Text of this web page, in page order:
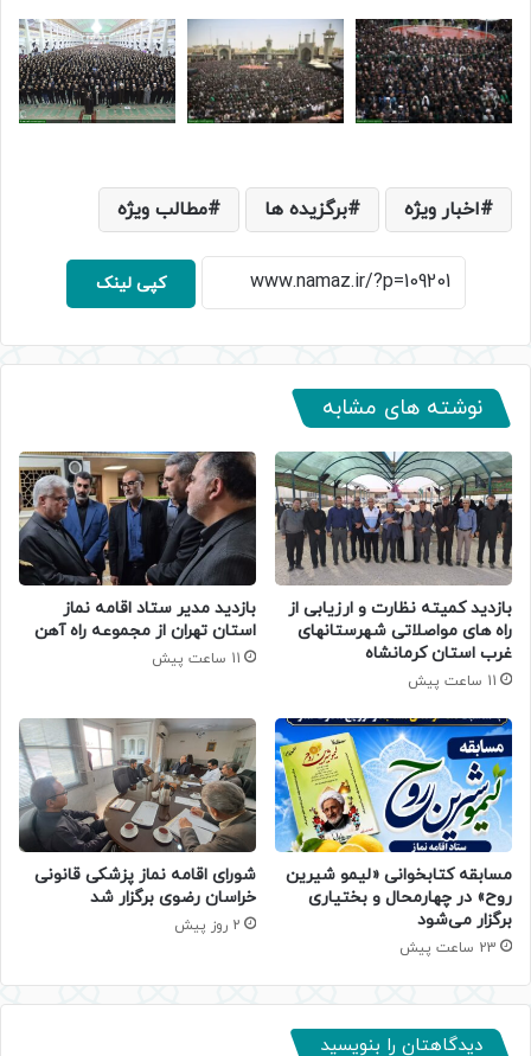
اخبار ویژه برگزیده ها مطالب ویژه
کپی لینک
نوشته های مشابه
بازدید کمیته نظارت و ارزیابی از
راه های مواصلاتی شهرستانهای
غرب استان کرمانشاه
11 ساعت پیش
بازدید مدیر ستاد اقامه نماز
استان تهران از مجموعه راه آهن
11 ساعت پیش
مسابقه کتابخوانی «لیمو شیرین
روح» در چهارمحال و بختیاری
برگزار می‌شود
23 ساعت پیش
شورای اقامه نماز پزشکی قانونی
خراسان رضوی برگزار شد
2 روز پیش
دیدگاهتان را بنویسید